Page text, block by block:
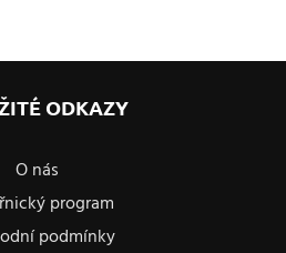
ODKAZY
O nás
program
podmínky